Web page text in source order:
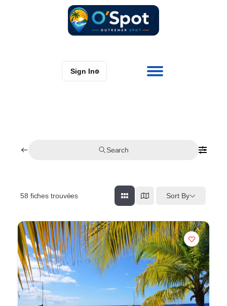
Sign In⌾
Search
58 fiches trouvées Sort By